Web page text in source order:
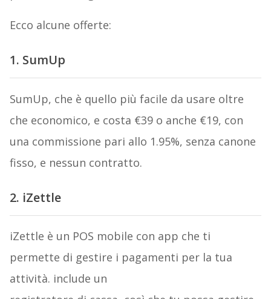
Ecco alcune offerte:
1. SumUp
SumUp, che è quello più facile da usare oltre
che economico, e costa €39 o anche €19, con
una commissione pari allo 1.95%, senza canone
fisso, e nessun contratto.
2. iZettle
iZettle è un POS mobile con app che ti
permette di gestire i pagamenti per la tua
attività. include un